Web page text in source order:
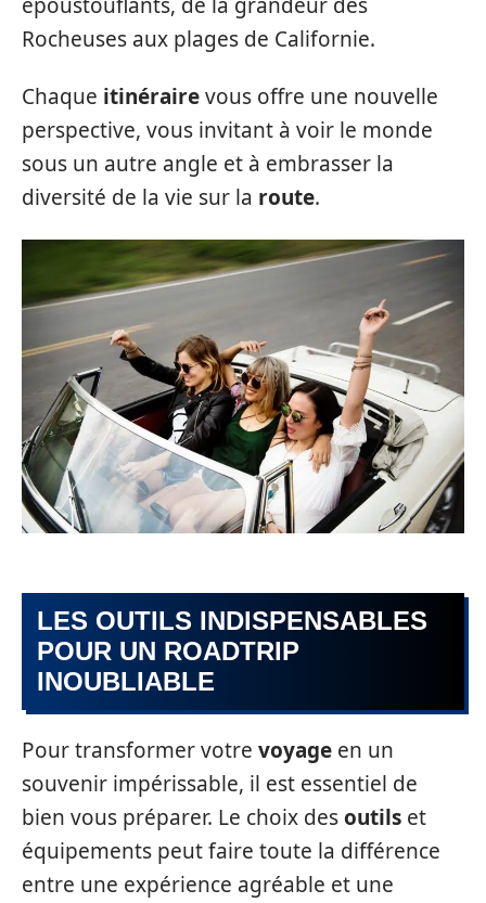
Rocheuses aux plages de Californie.
Chaque itinérairevous offre une nouvelle
perspective, vous invitant à voir le monde
sous un autre angle et à embrasser la
diversité de la vie sur la route.
LES OUTILS INDISPENSABLES
POUR UN ROADTRIP
INOUBLIABLE
Pour transformer votre voyage en un
souvenir impérissable, il est essentiel de
bien vous préparer. Le choix desoutils et
équipements peut faire toute la différence
entre une expérience agréable et une